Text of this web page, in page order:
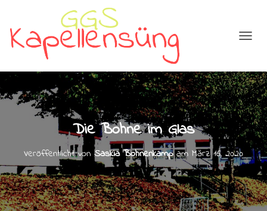
I
G
A
T
O
U
S
C
H
Die Bohne im Glas
Veröffentlicht von Saskia Bohnenkampam März 16, 2020